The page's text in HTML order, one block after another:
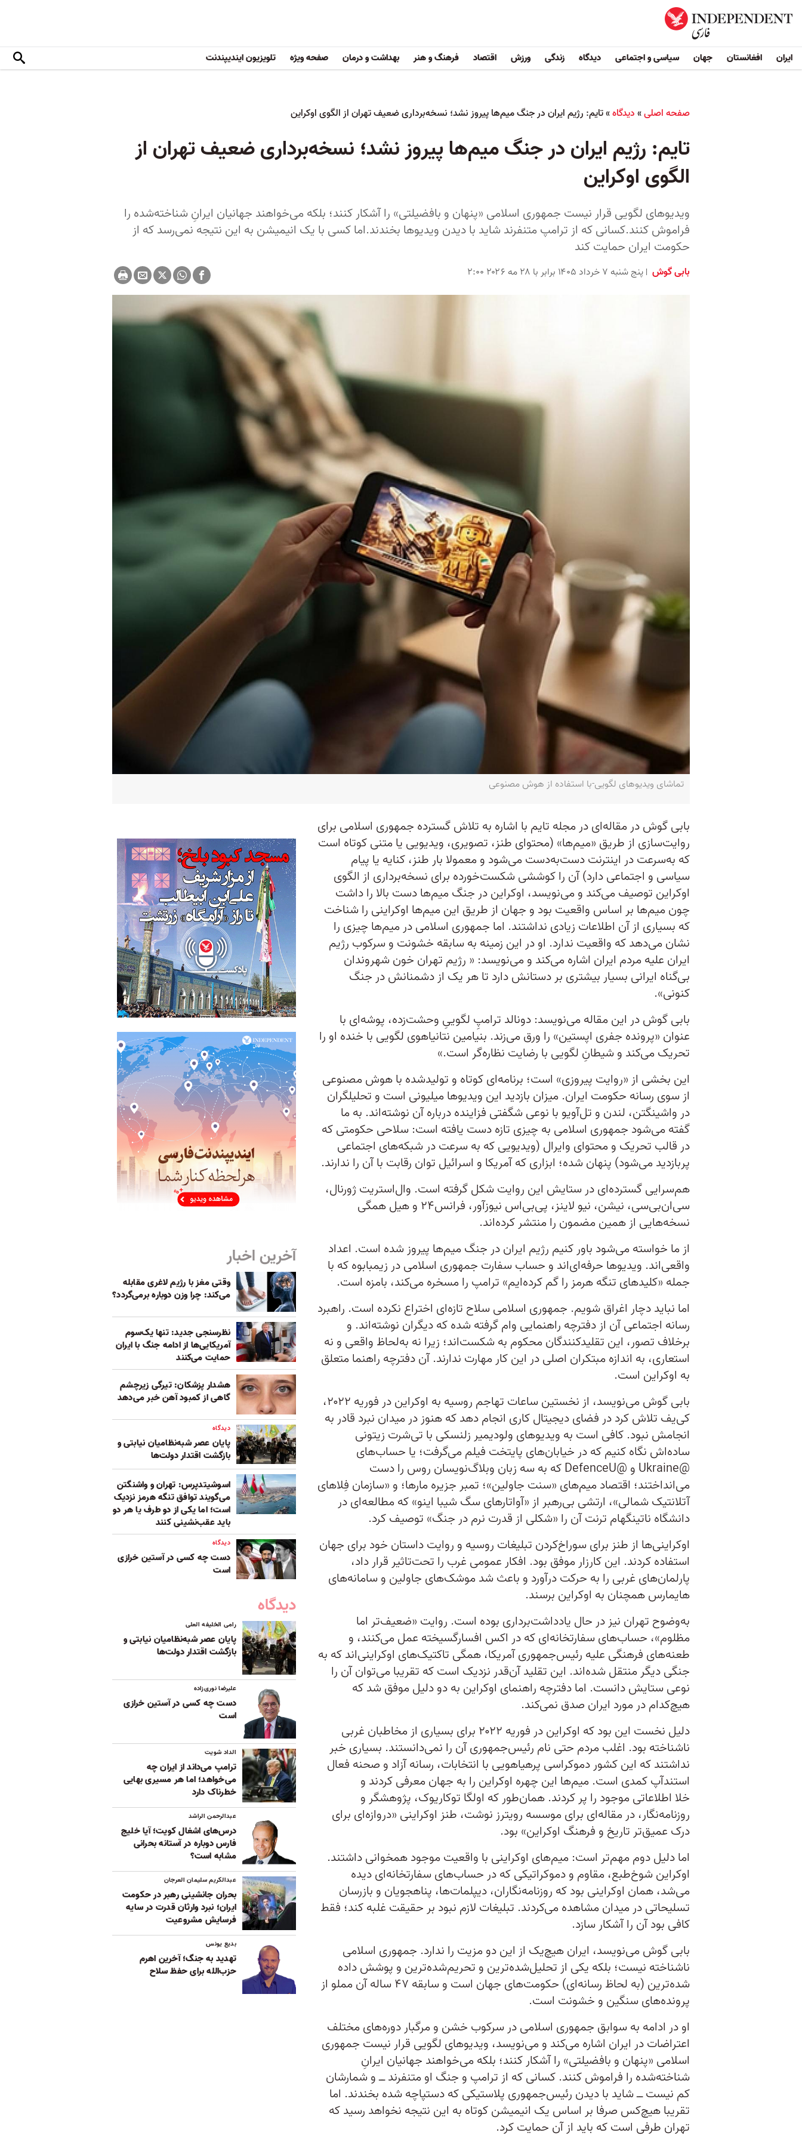
ایران افغانستان جهان سیاسی و اجتماعی دیدگاه زندگی ورزش اقتصاد فرهنگ و هنر بهداشت و درمان صفحه ویژه تلویزیون ایندیپندنت
صفحه اصلی»دیدگاه»تایم: رژیم ایران در جنگ میم‌ها پیروز نشد؛ نسخه‌برداری ضعیف تهران از الگوی اوکراین
تایم: رژیم ایران در جنگ میم‌ها پیروز نشد؛ نسخه‌برداری ضعیف تهران از
الگوی اوکراین
ویدیوهای لگویی قرار نیست جمهوری اسلامی «پنهان و بافضیلتی» را آشکار کنند؛ بلکه می‌خواهند جهانیان ایرانِ شناخته‌شده را
فراموش کنند.کسانی که از ترامپ متنفرند شاید با دیدن ویدیوها بخندند.اما کسی با یک انیمیشن به این نتیجه نمی‌رسد که از
حکومت ایران حمایت کند
بابی گوش پنج شنبه ۷ خرداد ۱۴۰۵ برابر با ۲۸ مه ۲۰۲۶ ۲:۰۰
تماشای ویدیوهای لگویی-با استفاده از هوش مصنوعی
بابی گوش در مقاله‌ای در مجله تایم با اشاره به تلاش گسترده جمهوری اسلامی برای
روایت‌سازی از طریق «میم‌ها» (محتوای طنز، تصویری، ویدیویی یا متنی کوتاه است
که به‌سرعت در اینترنت دست‌به‌دست می‌شود و معمولا بار طنز، کنایه یا پیام
سیاسی و اجتماعی دارد) آن را کوششی شکست‌خورده برای نسخه‌برداری از الگوی
اوکراین توصیف می‌کند و می‌نویسد، اوکراین در جنگ میم‌ها دست بالا را داشت
چون میم‌ها بر اساس واقعیت بود و جهان از طریق این میم‌ها اوکراینی را شناخت
که بسیاری از آن اطلاعات زیادی نداشتند. اما جمهوری اسلامی در میم‌ها چیزی را
نشان می‌دهد که واقعیت ندارد. او در این زمینه به سابقه خشونت و سرکوب رژیم
ایران علیه مردم ایران اشاره می‌کند و می‌نویسد: « رژیم تهران خون شهروندان
بی‌گناه ایرانی بسیار بیشتری بر دستانش دارد تا هر یک از دشمنانش در جنگ
کنونی».
بابی گوش در این مقاله می‌نویسد: دونالد ترامپِ لگوییِ وحشت‌زده، پوشه‌ای با
عنوان «پرونده جفری اپستین» را ورق می‌زند. بنیامین نتانیاهوی لگویی با خنده او را
تحریک می‌کند و شیطانِ لگویی با رضایت نظاره‌گر است.»
این بخشی از «روایت پیروزی» است؛ برنامه‌ای کوتاه و تولیدشده با هوش مصنوعی
از سوی رسانه حکومت ایران. میزان بازدید این ویدیوها میلیونی است و تحلیلگران
در واشینگتن، لندن و تل‌آویو با نوعی شگفتی فزاینده درباره آن نوشته‌اند. به ما
گفته می‌شود جمهوری اسلامی به چیزی تازه دست یافته است: سلاحی حکومتی که
در قالب تحریک و محتوای وایرال (ویدیویی که به سرعت در شبکه‌های اجتماعی
پربازدید می‌شود) پنهان شده؛ ابزاری که آمریکا و اسرائیل توان رقابت با آن را ندارند.
هم‌سرایی گسترده‌ای در ستایش این روایت شکل گرفته است. وال‌استریت ژورنال،
سی‌ان‌بی‌سی، نیشن، نیو لاینز، پی‌بی‌اس نیوزآور، فرانس۲۴ و هیل همگی
نسخه‌هایی از همین مضمون را منتشر کرده‌اند.
از ما خواسته می‌شود باور کنیم رژیم ایران در جنگ میم‌ها پیروز شده است. اعداد
واقعی‌اند. ویدیوها حرفه‌ای‌اند و حساب سفارت جمهوری اسلامی در زیمبابوه که با
جمله «کلیدهای تنگه هرمز را گم کرده‌ایم» ترامپ را مسخره می‌کند، بامزه است.
اما نباید دچار اغراق شویم. جمهوری اسلامی سلاح تازه‌ای اختراع نکرده است. راهبرد
رسانه اجتماعی آن از دفترچه راهنمایی وام گرفته شده که دیگران نوشته‌اند. و
برخلاف تصور، این تقلیدکنندگان محکوم به شکست‌اند؛ زیرا نه به‌لحاظ واقعی و نه
استعاری، به اندازه مبتکران اصلی در این کار مهارت ندارند. آن دفترچه راهنما متعلق
به اوکراین است.
بابی گوش می‌نویسد، از نخستین ساعات تهاجم روسیه به اوکراین در فوریه ۲۰۲۲،
کی‌یف تلاش کرد در فضای دیجیتال کاری انجام دهد که هنوز در میدان نبرد قادر به
انجامش نبود. کافی است به ویدیوهای ولودیمیر زلنسکی با تی‌شرت زیتونی
ساده‌اش نگاه کنیم که در خیابان‌های پایتخت فیلم می‌گرفت؛ یا حساب‌های
@Ukraine و @DefenceU که به سه زبان وبلاگ‌نویسان روس را دست
می‌انداختند؛ اقتصاد میم‌های «سنت جاولین»؛ تمبر جزیره مارها؛ و «سازمان فِلاهای
آتلانتیک شمالی»، ارتشی بی‌رهبر از «آواتارهای سگ شیبا اینو» که مطالعه‌ای در
دانشگاه ناتینگهام ترنت آن را «شکلی از قدرت نرم در جنگ» توصیف کرد.
اوکراینی‌ها از طنز برای سوراخ‌کردن تبلیغات روسیه و روایت داستان خود برای جهان
استفاده کردند. این کارزار موفق بود. افکار عمومی غرب را تحت‌تاثیر قرار داد،
پارلمان‌های غربی را به حرکت درآورد و باعث شد موشک‌های جاولین و سامانه‌های
هایمارس همچنان به اوکراین برسند.
به‌وضوح تهران نیز در حال یادداشت‌برداری بوده است. روایت «ضعیف‌تر اما
مظلوم»، حساب‌های سفارتخانه‌ای که در اکس افسارگسیخته عمل می‌کنند، و
طعنه‌های فرهنگی علیه رئیس‌جمهوری آمریکا، همگی تاکتیک‌های اوکراینی‌اند که به
جنگی دیگر منتقل شده‌اند. این تقلید آن‌قدر نزدیک است که تقریبا می‌توان آن را
نوعی ستایش دانست. اما دفترچه راهنمای اوکراین به دو دلیل موفق شد که
هیچ‌کدام در مورد ایران صدق نمی‌کند.
دلیل نخست این بود که اوکراین در فوریه ۲۰۲۲ برای بسیاری از مخاطبان غربی
ناشناخته بود. اغلب مردم حتی نام رئیس‌جمهوری آن را نمی‌دانستند. بسیاری خبر
نداشتند که این کشور دموکراسی پرهیاهویی با انتخابات، رسانه آزاد و صحنه فعال
استندآپ کمدی است. میم‌ها این چهره اوکراین را به جهان معرفی کردند و
خلا اطلاعاتی موجود را پر کردند. همان‌طور که اولگا توکاریوک، پژوهشگر و
روزنامه‌نگار، در مقاله‌ای برای موسسه رویترز نوشت، طنز اوکراینی «دروازه‌ای برای
درک عمیق‌تر تاریخ و فرهنگ اوکراین» بود.
اما دلیل دوم مهم‌تر است: میم‌های اوکراینی با واقعیت موجود همخوانی داشتند.
اوکراین شوخ‌طبع، مقاوم و دموکراتیکی که در حساب‌های سفارتخانه‌ای دیده
می‌شد، همان اوکراینی بود که روزنامه‌نگاران، دیپلمات‌ها، پناهجویان و بازرسان
تسلیحاتی در میدان مشاهده می‌کردند. تبلیغات لازم نبود بر حقیقت غلبه کند؛ فقط
کافی بود آن را آشکار سازد.
بابی گوش می‌نویسد، ایران هیچ‌یک از این دو مزیت را ندارد. جمهوری اسلامی
ناشناخته نیست؛ بلکه یکی از تحلیل‌شده‌ترین و تحریم‌شده‌ترین و پوشش داده
شده‌ترین (به لحاظ رسانه‌‌ای) حکومت‌های جهان است و سابقه ۴۷ ساله آن مملو از
پرونده‌های سنگین و خشونت است.
او در ادامه به سوابق جمهوری اسلامی در سرکوب خشن و مرگبار دوره‌های مختلف
اعتراضات در ایران اشاره می‌کند و می‌نویسد، ویدیوهای لگویی قرار نیست جمهوری
اسلامی «پنهان و بافضیلتی» را آشکار کنند؛ بلکه می‌خواهند جهانیان ایرانِ
شناخته‌شده را فراموش کنند. کسانی که از ترامپ و جنگ او متنفرند ــ و شمارشان
کم نیست ــ شاید با دیدن رئیس‌جمهوری پلاستیکی که دستپاچه شده بخندند. اما
تقریبا هیچ‌کس صرفا بر اساس یک انیمیشن کوتاه به این نتیجه نخواهد رسید که
تهران طرفی است که باید از آن حمایت کرد.
آخرین اخبار
وقتی مغز با رژیم لاغری مقابله
می‌کند: چرا وزن دوباره برمی‌گردد؟
نظرسنجی جدید: تنها یک‌سوم
آمریکایی‌ها از ادامه جنگ با ایران
حمایت می‌کنند
هشدار پزشکان: تیرگی زیرچشم
گاهی از کمبود آهن خبر می‌دهد
دیدگاه
پایان عصر شبه‌نظامیان نیابتی و
بازگشت اقتدار دولت‌ها
اسوشیتدپرس: تهران و واشنگتن
می‌گویند توافق تنگه هرمز نزدیک
است؛ اما یکی از دو طرف یا هر دو
باید عقب‌نشینی کنند
دیدگاه
دست چه کسی در آستین خرازی
است
دیدگاه
رامی الخلیفه العلی
پایان عصر شبه‌نظامیان نیابتی و
بازگشت اقتدار دولت‌ها
علیرضا نوری‌زاده
دست چه کسی در آستین خرازی
است
الداد شویت
ترامپ می‌داند از ایران چه
می‌خواهد؛ اما هر مسیری بهایی
خطرناک دارد
عبدالرحمن الراشد
درس‌های اشغال کویت؛ آیا خلیج
فارس دوباره در آستانه بحرانی
مشابه است؟
عبدالکریم سلیمان العرجان
بحران جانشینی رهبر در حکومت
ایران؛ نبرد وارثان قدرت در سایه
فرسایش مشروعیت
بدیع یونس
تهدید به جنگ؛ آخرین اهرم
حزب‌الله برای حفظ سلاح